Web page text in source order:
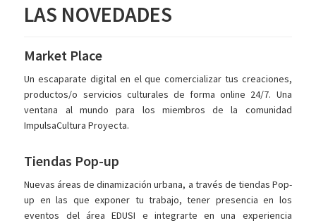
LAS NOVEDADES
Market Place
Un escaparate digital en el que comercializar tus creaciones,
productos/o servicios culturales de forma online 24/7. Una
ventana al mundo para los miembros de la comunidad
ImpulsaCultura Proyecta.
Tiendas Pop-up
Nuevas áreas de dinamización urbana, a través de tiendas Pop-
up en las que exponer tu trabajo, tener presencia en los
eventos del área EDUSI e integrarte en una experiencia